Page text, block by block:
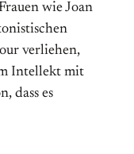
wie Joan
verliehen,
Intellekt mit
dass es